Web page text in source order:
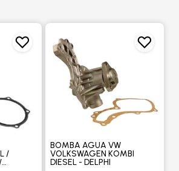
/
BOMBA AGUA VW
VOLKSWAGEN KOMBI
DIESEL - DELPHI